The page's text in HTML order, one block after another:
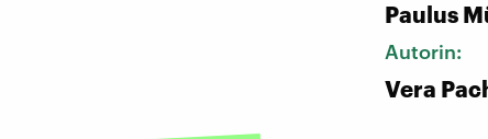
Paulus
Autorin:
Vera